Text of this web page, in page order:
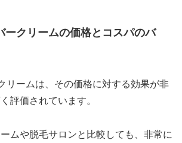
ークリームの価格とコスパのバ
リームは、その価格に対する効果が非
評価されています。
ムや脱毛サロンと比較しても、非常に